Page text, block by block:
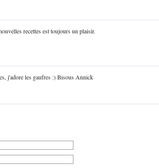
recettes est toujours un plaisir.
j'adore les gaufres :) Bisous Annick